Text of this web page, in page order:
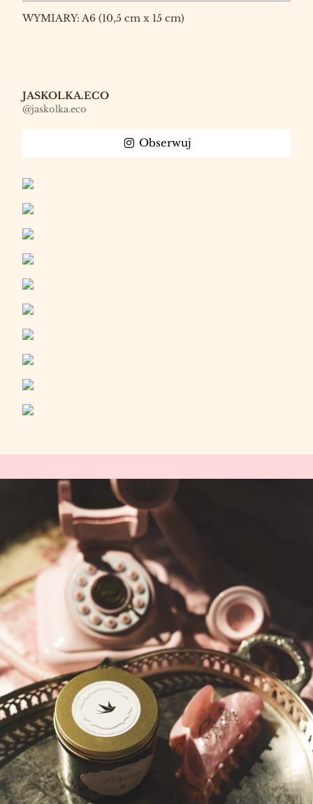
WYMIARY: A6 (10,5 cm x 15 cm)
JASKOLKA.ECO
@jaskolka.eco
Obserwuj